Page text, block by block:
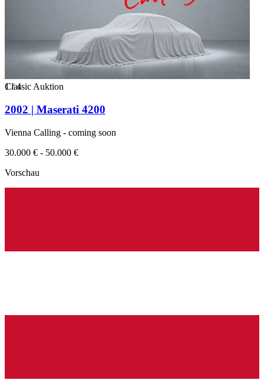
1/4
Classic Auktion
2002 | Maserati 4200
Vienna Calling - coming soon
30.000 € - 50.000 €
Vorschau